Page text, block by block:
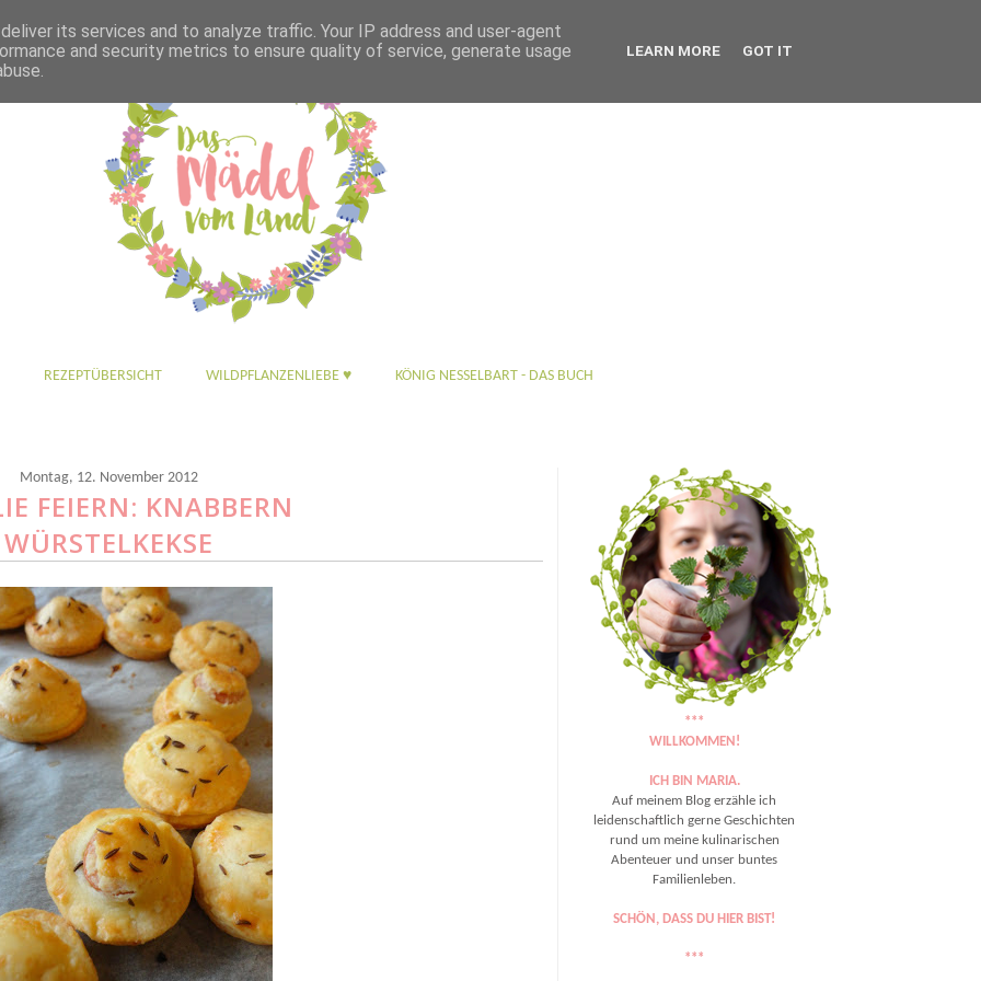
REZEPTÜBERSICHT WILDPFLANZENLIEBE ♥ KÖNIG NESSELBART - DAS BUCH
Montag, 12. November 2012
FEIERN: KNABBERN
WÜRSTELKEKSE
***
WILLKOMMEN!
ICH BIN MARIA.
Auf meinem Blog erzähle ich
leidenschaftlich gerne Geschichten
rund um meine kulinarischen
Abenteuer und unser buntes
Familienleben.
SCHÖN, DASS DU HIER BIST!
***
its services and to analyze traffic. Your IP address and user-agent
and security metrics to ensure quality of service, generate usage
LEARN MORE GOT IT